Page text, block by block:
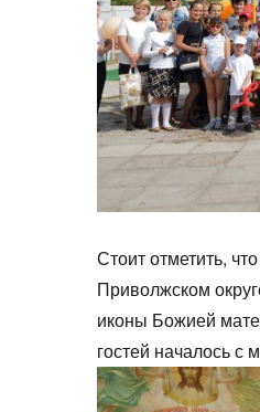
Стоит отметить,
Приволжском
иконы Божией
гостей началось с